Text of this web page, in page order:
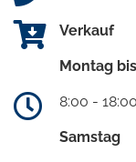
Verkauf
Montag
8:00 -
Samstag